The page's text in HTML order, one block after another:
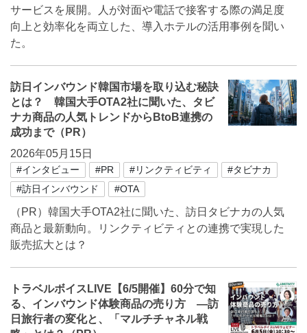
サービスを展開。人が対面や電話で接客する際の満足度
向上と効率化を両立した、導入ホテルの活用事例を聞い
た。
訪日インバウンド韓国市場を取り込む秘訣
とは？ 韓国大手OTA2社に聞いた、タビ
ナカ商品の人気トレンドからBtoB連携の
成功まで（PR）
2026年05月15日
#インタビュー #PR #リンクティビティ
#タビナカ
#訪日インバウンド
#OTA
（PR）韓国大手OTA2社に聞いた、訪日タビナカの人気
商品と最新動向。リンクティビティとの連携で実現した
販売拡大とは？
トラベルボイスLIVE【6/5開催】60分で知
る、インバウンド体験商品の売り方 ―訪
日旅行者の変化と、「マルチチャネル戦